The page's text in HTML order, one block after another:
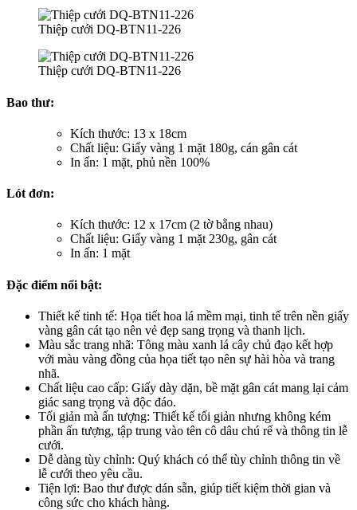
Thiệp cưới DQ-BTN11-226
Thiệp cưới DQ-BTN11-226
Bao thư:
Kích thước: 13 x 18cm
Chất liệu: Giấy vàng 1 mặt 180g, cán gân cát
In ấn: 1 mặt, phủ nền 100%
Lót đơn:
Kích thước: 12 x 17cm (2 tờ bằng nhau)
Chất liệu: Giấy vàng 1 mặt 230g, gân cát
In ấn: 1 mặt
Đặc điểm nổi bật:
Thiết kế tinh tế: Họa tiết hoa lá mềm mại, tinh tế trên nền giấy
vàng gân cát tạo nên vẻ đẹp sang trọng và thanh lịch.
Màu sắc trang nhã: Tông màu xanh lá cây chủ đạo kết hợp
với màu vàng đồng của họa tiết tạo nên sự hài hòa và trang
nhã.
Chất liệu cao cấp: Giấy dày dặn, bề mặt gân cát mang lại cảm
giác sang trọng và độc đáo.
Tối giản mà ấn tượng: Thiết kế tối giản nhưng không kém
phần ấn tượng, tập trung vào tên cô dâu chú rể và thông tin lễ
cưới.
Dễ dàng tùy chỉnh: Quý khách có thể tùy chỉnh thông tin về
lễ cưới theo yêu cầu.
Tiện lợi: Bao thư được dán sẵn, giúp tiết kiệm thời gian và
công sức cho khách hàng.